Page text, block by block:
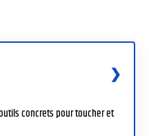
concrets pour toucher et